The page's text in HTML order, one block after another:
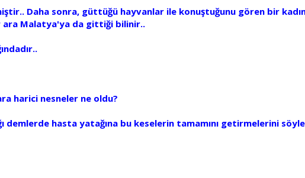
Daha sonra, güttüğü hayvanlar ile konuştuğunu gören bir
ara Malatya'ya da gittiği bilinir..
harici nesneler ne oldu?
demlerde hasta yatağına bu keselerin tamamını getirmelerini